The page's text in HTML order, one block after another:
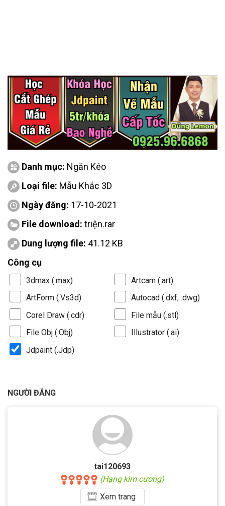
Danh mục: Ngăn Kéo
Loại file: Mẫu Khắc 3D
Ngày đăng: 17-10-2021
File download: triện.rar
Dung lượng file: 41.12 KB
Công cụ
3dmax (.max)
Artcam (.art)
ArtForm (.Vs3d)
Autocad (.dxf, .dwg)
Corel Draw (.cdr)
File mẫu (.stl)
File Obj (.Obj)
Illustrator (.ai)
Jdpaint (.Jdp)
NGƯỜI ĐĂNG
tai120693
(Hạng kim cương)
Xemtrang